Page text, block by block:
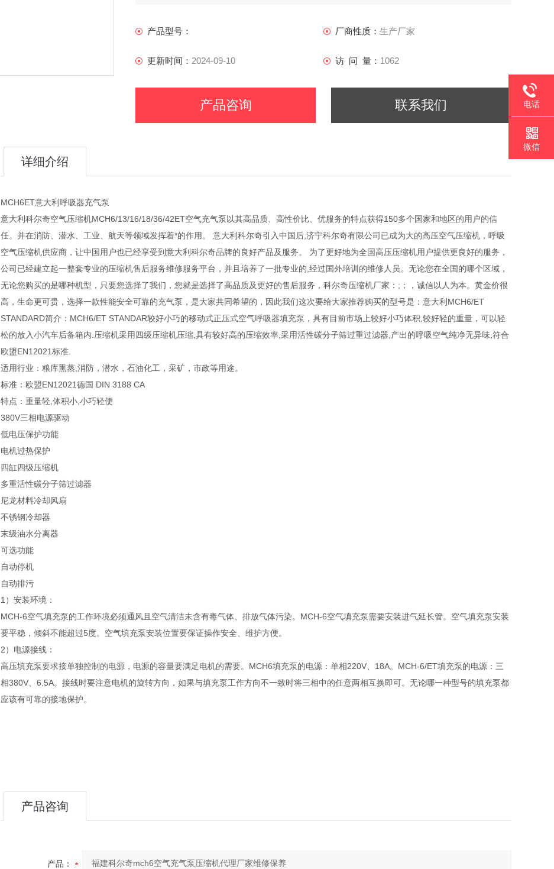
产品型号： 厂商性质： 生产厂家
更新时间： 2024-09-10 访 问 量： 1062
产品咨询 联系我们
详细介绍
MCH6ET意大利呼吸器充气泵
意大利科尔奇空气压缩机MCH6/13/16/18/36/42ET空气充气泵以其高品质、高性价比、优服务的特点获得150多个国家和地区的用户的信
任。并在消防、潜水、工业、航天等领域发挥着*的作用。 意大利科尔奇引入中国后,济宁科尔奇有限公司已成为大的高压空气压缩机，呼吸
空气压缩机供应商，让中国用户也已经享受到意大利科尔奇品牌的良好产品及服务。 为了更好地为全国高压压缩机用户提供更良好的服务，
公司已经建立起一整套专业的压缩机售后服务维修服务平台，并且培养了一批专业的,经过国外培训的维修人员。无论您在全国的哪个区域，
无论您购买的是哪种机型，只要您选择了我们，您就是选择了高品质及更好的售后服务，科尔奇压缩机厂家：;；，诚信以人为本。黄金价很
高，生命更可贵，选择一款性能安全可靠的充气泵，是大家共同希望的，因此我们这次要给大家推荐购买的型号是：意大利MCH6/ET
STANDARD简介：MCH6/ET STANDAR较好小巧的移动式正压式空气呼吸器填充泵，具有目前市场上较好小巧体积,较好轻的重量，可以轻
松的放入小汽车后备箱内.压缩机采用四级压缩机压缩,具有较好高的压缩效率,采用活性碳分子筛过重过滤器,产出的呼吸空气纯净无异味,符合
欧盟EN12021标准.
适用行业：粮库熏蒸,消防，潜水，石油化工，采矿，市政等用途。
标准：欧盟EN12021德国 DIN 3188 CA
特点：重量轻,体积小,小巧轻便
380V三相电源驱动
低电压保护功能
电机过热保护
四缸四级压缩机
多重活性碳分子筛过滤器
尼龙材料冷却风扇
不锈钢冷却器
末级油水分离器
可选功能
自动停机
自动排污
1）安装环境：
MCH-6空气填充泵的工作环境必须通风且空气清洁未含有毒气体、排放气体污染。MCH-6空气填充泵需要安装进气延长管。空气填充泵安装
要平稳，倾斜不能超过5度。空气填充泵安装位置要保证操作安全、维护方便。
2）电源接线：
高压填充泵要求接单独控制的电源，电源的容量要满足电机的需要。MCH6填充泵的电源：单相220V、18A。MCH-6/ET填充泵的电源：三
相380V、6.5A。接线时要注意电机的旋转方向，如果与填充泵工作方向不一致时将三相中的任意两相互换即可。无论哪一种型号的填充泵都
应该有可靠的接地保护。
产品咨询
产品：
电话
微信